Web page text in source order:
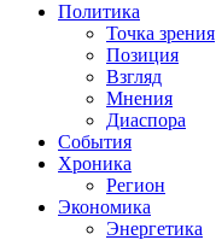
Политика
Точка зрения
Позиция
Взгляд
Мнения
Диаспора
События
Хроника
Регион
Экономика
Энергетика